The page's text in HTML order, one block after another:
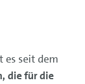
es seit dem
die für die